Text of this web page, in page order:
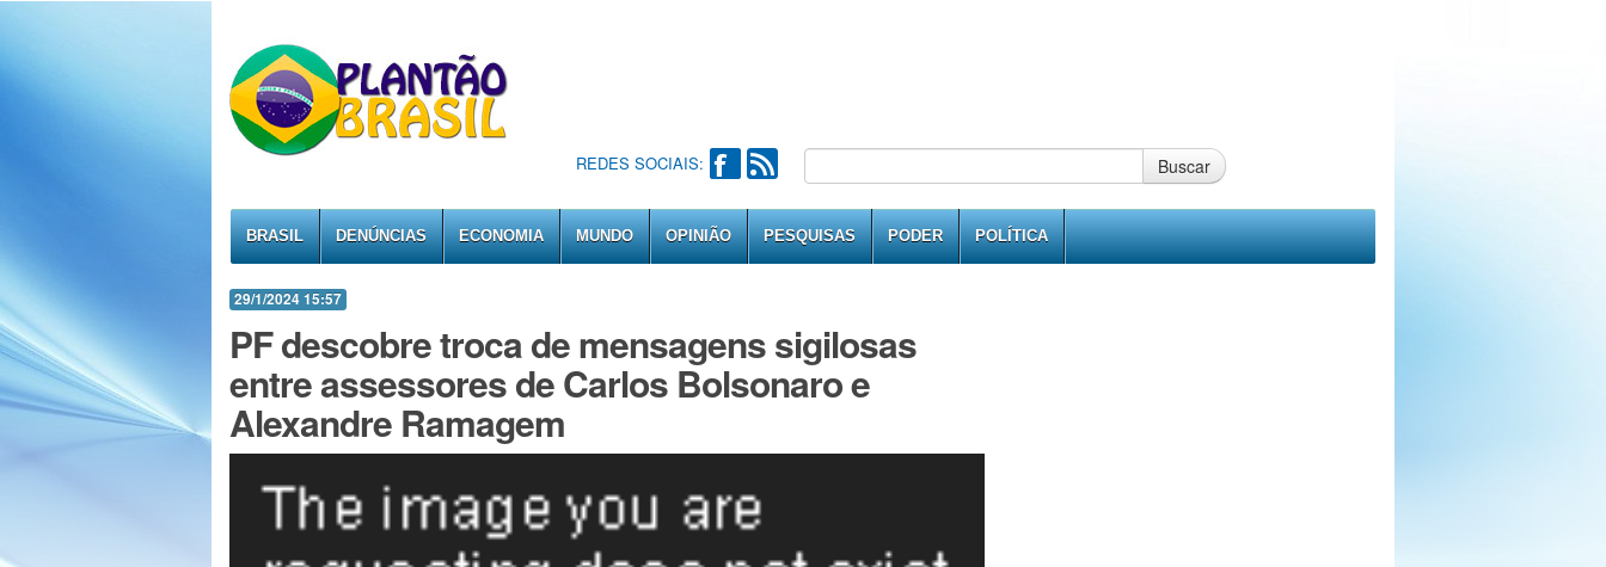
REDES SOCIAIS: Buscar
BRASIL DENÚNCIAS ECONOMIA MUNDO OPINIÃO PESQUISAS PODER POLÍTICA
29/1/2024 15:57
PF descobre troca de mensagens sigilosas
entre assessores de Carlos Bolsonaro e
Alexandre Ramagem